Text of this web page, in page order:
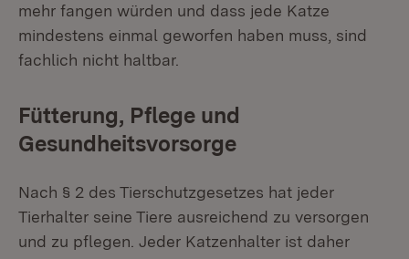
mehr fangen würden und dass jede Katze
mindestens einmal geworfen haben muss, sind
fachlich nicht haltbar.
Fütterung, Pflege und
Gesundheitsvorsorge
Nach § 2 des Tierschutzgesetzes hat jeder
Tierhalter seine Tiere ausreichend zu versorgen
und zu pflegen. Jeder Katzenhalter ist daher